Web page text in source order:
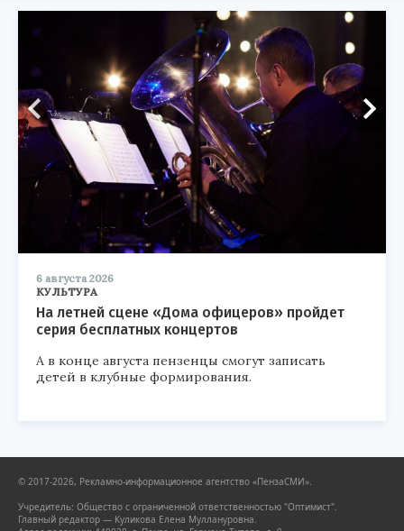
6 августа 2026
КУЛЬТУРА
На летней сцене «Дома офицеров» пройдет
серия бесплатных концертов
А в конце августа пензенцы смогут записать
детей в клубные формирования.
© 2017-2026, Рекламно-информационное агентство «ПензаСМИ».
Учредитель: Общество с ограниченной ответственностью "Оптимист".
Главный редактор — Куликова Елена Муллануровна.